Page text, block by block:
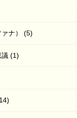
ナ） (5)
議 (1)